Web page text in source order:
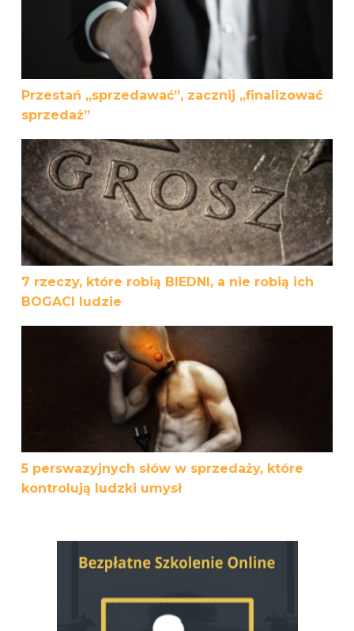
Przestań „sprzedawać”, zacznij „finalizować
sprzedaż”
7 rzeczy, które robią BIEDNI, a nie robią ich BOGACI
7 rzeczy, które robią BIEDNI, a nie robią ich
BOGACI ludzie
5 perswazyjnych słów w sprzedaży, które kontrolują
5 perswazyjnych słów w sprzedaży, które
kontrolują ludzki umysł